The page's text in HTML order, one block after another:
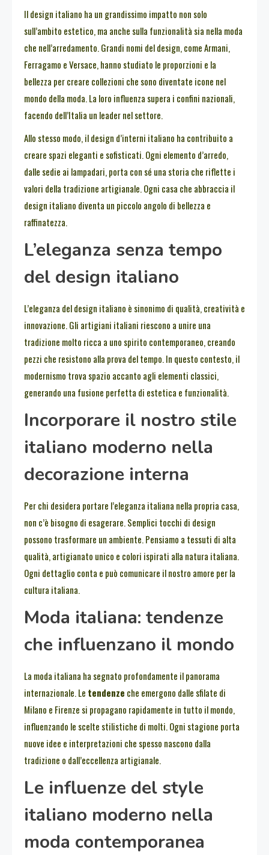
Il design italiano ha un grandissimo impatto non solo
sull’ambito estetico, ma anche sulla funzionalità sia nella moda
che nell’arredamento. Grandi nomi del design, come Armani,
Ferragamo e Versace, hanno studiato le proporzioni e la
bellezza per creare collezioni che sono diventate icone nel
mondo della moda. La loro influenza supera i confini nazionali,
facendo dell’Italia un leader nel settore.
Allo stesso modo, il design d’interni italiano ha contribuito a
creare spazi eleganti e sofisticati. Ogni elemento d’arredo,
dalle sedie ai lampadari, porta con sé una storia che riflette i
valori della tradizione artigianale. Ogni casa che abbraccia il
design italiano diventa un piccolo angolo di bellezza e
raffinatezza.
L’eleganza senza tempo
del design italiano
L’eleganza del design italiano è sinonimo di qualità, creatività e
innovazione. Gli artigiani italiani riescono a unire una
tradizione molto ricca a uno spirito contemporaneo, creando
pezzi che resistono alla prova del tempo. In questo contesto, il
modernismo trova spazio accanto agli elementi classici,
generando una fusione perfetta di estetica e funzionalità.
Incorporare il nostro stile
italiano moderno nella
decorazione interna
Per chi desidera portare l’eleganza italiana nella propria casa,
non c’è bisogno di esagerare. Semplici tocchi di design
possono trasformare un ambiente. Pensiamo a tessuti di alta
qualità, artigianato unico e colori ispirati alla natura italiana.
Ogni dettaglio conta e può comunicare il nostro amore per la
cultura italiana.
Moda italiana: tendenze
che influenzano il mondo
La moda italiana ha segnato profondamente il panorama
internazionale. Le tendenze che emergono dalle sfilate di
Milano e Firenze si propagano rapidamente in tutto il mondo,
influenzando le scelte stilistiche di molti. Ogni stagione porta
nuove idee e interpretazioni che spesso nascono dalla
tradizione o dall’eccellenza artigianale.
Le influenze del style
italiano moderno nella
moda contemporanea